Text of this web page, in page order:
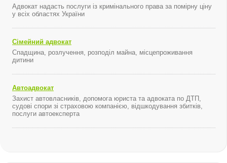
Адвокат надасть послуги із кримінального права за помірну ціну
у всіх областях України
Сімейний адвокат
Спадщина, розлучення, розподіл майна, місцепроживання
дитини
Автоадвокат
Захист автовласників, допомога юриста та адвоката по ДТП,
судові спори зі страховою компанією, відшкодування збитків,
послуги автоексперта